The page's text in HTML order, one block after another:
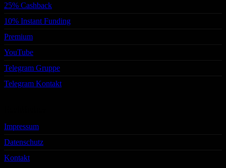
25% Cashback
10% Instant Funding
Premium
YouTube
Telegram Gruppe
Telegram Kontakt
Impressum
Datenschutz
Kontakt